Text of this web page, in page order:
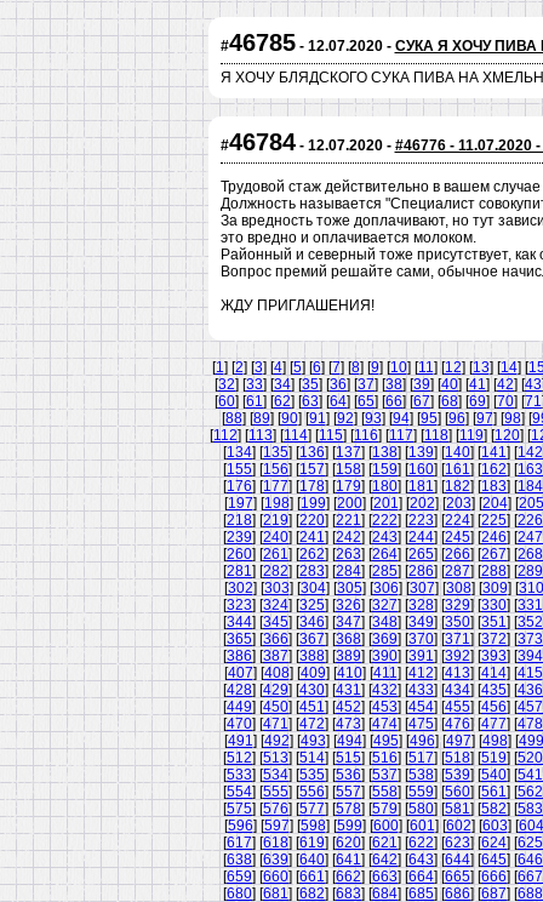
#46785- 12.07.2020 - CУКА Я ХОЧУ ПИВА
Я ХОЧУ БЛЯДСКОГО СУКА ПИВА НА
#46784- 12.07.2020 - #46776 - 11.07.2020
Трудовой стаж действительно в вашем
Должность называется "Специалист
За вредность тоже доплачивают, но тут
это вредно и оплачивается молоком.
Районный и северный тоже присутствует, как
Вопрос премий решайте сами, обычное
ЖДУ ПРИГЛАШЕНИЯ!
[1] [2] [3] [4] [5] [6] [7] [8] [9] [10] [11] [12] [13] [14] [
[32] [33] [34] [35] [36] [37] [38] [39] [40] [41] [42] [43
[60] [61] [62] [63] [64] [65] [66] [67] [68] [69] [70] [71
[88] [89] [90] [91] [92] [93] [94] [95] [96] [97] [98] [
[112] [113] [114] [115] [116] [117] [118] [119] [120] [
[134] [135] [136] [137] [138] [139] [140] [141] [142
[155] [156] [157] [158] [159] [160] [161] [162] [163
[176] [177] [178] [179] [180] [181] [182] [183] [184
[197] [198] [199] [200] [201] [202] [203] [204] [205
[218] [219] [220] [221] [222] [223] [224] [225] [226
[239] [240] [241] [242] [243] [244] [245] [246] [247
[260] [261] [262] [263] [264] [265] [266] [267] [268
[281] [282] [283] [284] [285] [286] [287] [288] [289
[302] [303] [304] [305] [306] [307] [308] [309] [310
[323] [324] [325] [326] [327] [328] [329] [330] [331
[344] [345] [346] [347] [348] [349] [350] [351] [352
[365] [366] [367] [368] [369] [370] [371] [372] [373
[386] [387] [388] [389] [390] [391] [392] [393] [394
[407] [408] [409] [410] [411] [412] [413] [414] [415
[428] [429] [430] [431] [432] [433] [434] [435] [436
[449] [450] [451] [452] [453] [454] [455] [456] [457
[470] [471] [472] [473] [474] [475] [476] [477] [478
[491] [492] [493] [494] [495] [496] [497] [498] [499
[512] [513] [514] [515] [516] [517] [518] [519] [520
[533] [534] [535] [536] [537] [538] [539] [540] [541
[554] [555] [556] [557] [558] [559] [560] [561] [562
[575] [576] [577] [578] [579] [580] [581] [582] [583
[596] [597] [598] [599] [600] [601] [602] [603] [604
[617] [618] [619] [620] [621] [622] [623] [624] [625
[638] [639] [640] [641] [642] [643] [644] [645] [646
[659] [660] [661] [662] [663] [664] [665] [666] [667
[680] [681] [682] [683] [684] [685] [686] [687] [688